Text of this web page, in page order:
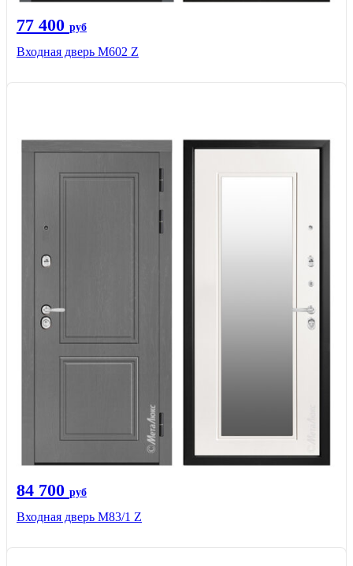
77 400 руб
Входная дверь М602 Z
84 700 руб
Входная дверь M83/1 Z